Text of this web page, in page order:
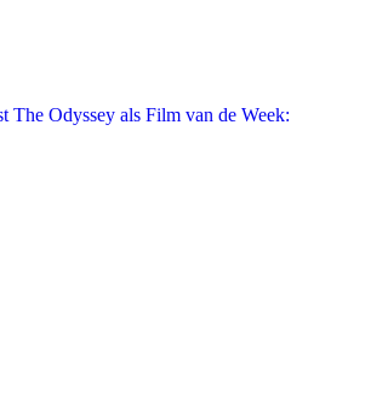
The Odyssey als Film van de Week: